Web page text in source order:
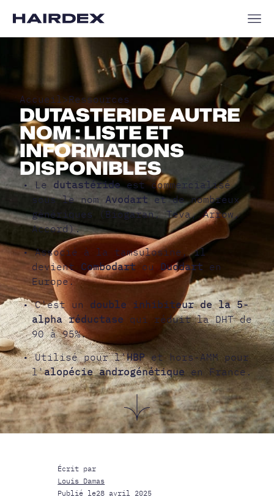
Accueil >Ressources
DUTASTERIDE AUTRE
NOM : LISTE ET
INFORMATIONS
DISPONIBLES
• Le dutastérideest commercialisé
sous le nom Avodartet de nombreux
génériques (Biogaran, Teva, Arrow,
Accord).
• Associé à la tamsulosine, il
devient Combodartou Duodart en
Europe.
• C'est un double inhibiteur de la 5-
alpha réductase qui réduit la DHT de
90 à 95%.
• Utilisé pour l'HBPet hors-AMM pour
l'alopécie androgénétique en France.
Écrit par
Louis Damas
Publié le28 avril 2025